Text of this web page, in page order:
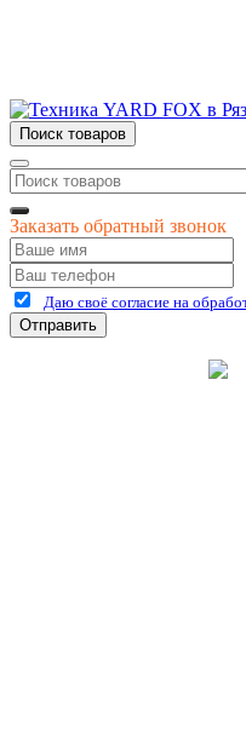
Поиск товаров
Заказать обратный звонок
Даю своё согласие на
Отправить